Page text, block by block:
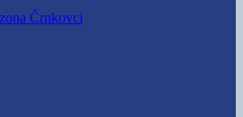
Črnkovci